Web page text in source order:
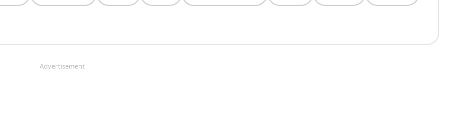
Advertisement